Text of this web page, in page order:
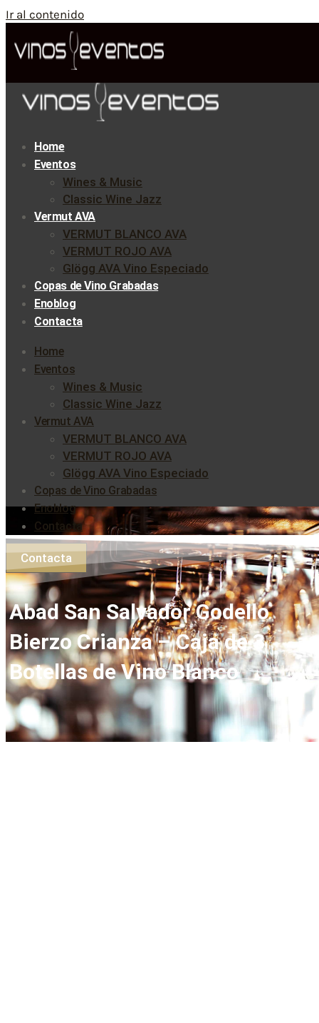
Ir al contenido
Home
Eventos
Wines & Music
Classic Wine Jazz
Vermut AVA
VERMUT BLANCO AVA
VERMUT ROJO AVA
Glögg AVA Vino Especiado
Copas de Vino Grabadas
Enoblog
Contacta
Home
Eventos
Wines & Music
Classic Wine Jazz
Vermut AVA
VERMUT BLANCO AVA
VERMUT ROJO AVA
Glögg AVA Vino Especiado
Copas de Vino Grabadas
Enoblog
Contacta
Contacta
Abad San Salvador Godello
Bierzo Crianza – Caja de 3
Botellas de Vino Blanco